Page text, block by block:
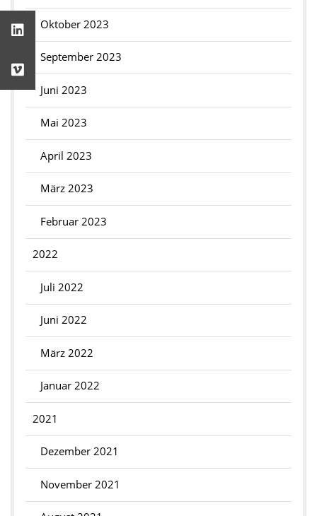
Oktober 2023
September 2023
Juni 2023
Mai 2023
April 2023
März 2023
Februar 2023
2022
Juli 2022
Juni 2022
März 2022
Januar 2022
2021
Dezember 2021
November 2021